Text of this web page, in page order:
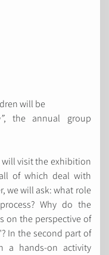
will be
, the annual group
visit the exhibition
of which deal with
we will ask: what role
Why do the
on the perspective of
In the second part of
a hands-on activity